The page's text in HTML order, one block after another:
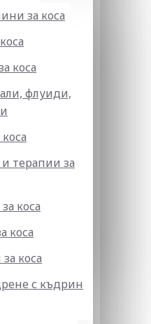
за коса
коса
флуиди,
терапии за
коса
коса
коса
с къдрин